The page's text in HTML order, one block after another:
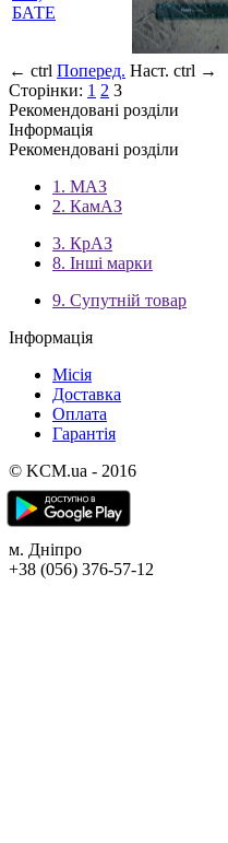
БАТЕ
← ctrl Поперед. Наст. ctrl →
Сторінки: 1 2 3
Рекомендовані розділи
Інформація
Рекомендовані розділи
1. МАЗ
2. КамАЗ
3. КрАЗ
8. Інші марки
9. Супутній товар
Інформація
Місія
Доставка
Оплата
Гарантія
© KCM.ua - 2016
м. Дніпро
+38 (056) 376-57-12